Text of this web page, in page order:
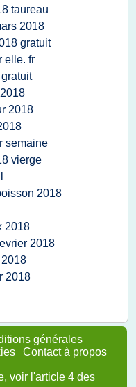
taureau
2018
gratuit
elle. fr
2018
semaine
vierge
2018
2018
2018
2018
générales
| Contact à propos
voir l'article 4 des